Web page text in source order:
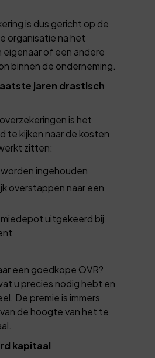
is dus gericht op de
organisatie na het
eigenaar of een andere
binnen de onderneming.
jaren drastisch
is het
te kijken naar de kosten
zitten:
ingehouden
overstappen naar een
uitgekeerd bij
een goedkope OVR?
u precies nodig hebt en
De premie is immers
de hoogte van het te
kapitaal